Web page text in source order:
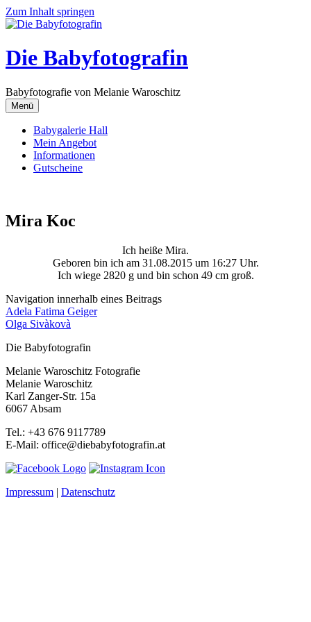
Zum Inhalt springen
Die Babyfotografin
Babyfotografie von Melanie Waroschitz
Menü
Babygalerie Hall
Mein Angebot
Informationen
Gutscheine
Mira Koc
Ich heiße Mira.
Geboren bin ich am 31.08.2015 um 16:27 Uhr.
Ich wiege 2820 g und bin schon 49 cm groß.
Navigation innerhalb eines Beitrags
Adela Fatima Geiger
Olga Sivàkovà
Die Babyfotografin
Melanie Waroschitz Fotografie
Melanie Waroschitz
Karl Zanger-Str. 15a
6067 Absam
Tel.: +43 676 9117789
E-Mail: office@diebabyfotografin.at
Impressum | Datenschutz